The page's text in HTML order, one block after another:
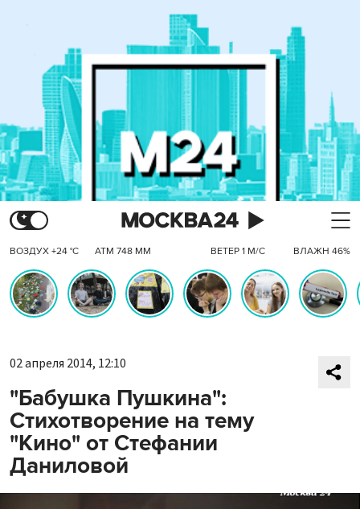
ВОЗДУХ +24 °C АТМ 748 ММ ВЕТЕР 1 М/С ВЛАЖН 46%
02 апреля 2014, 12:10
"Бабушка Пушкина":
Стихотворение на тему
"Кино" от Стефании
Даниловой